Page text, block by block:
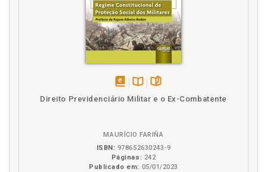
Direito Previdenciário Militar e o Ex-Combatente
MAURÍCIO FARIÑA
ISBN: 978652630243-9
Páginas: 242
Publicado em: 05/01/2023